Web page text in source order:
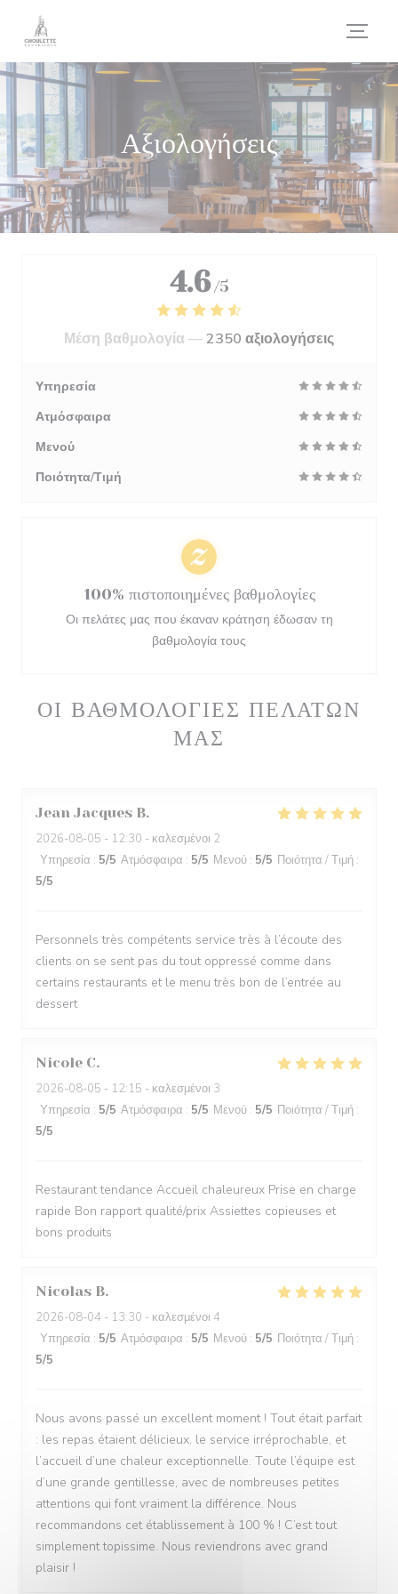
Πίνακας διαχείρισης "Μπισκότων" (Cookies)
Αξιολογήσεις
ΟΙ ΒΑΘΜΟΛΟΓΊΕΣ ΠΕΛΑΤΏΝ
ΜΑΣ
Jean Jacques B
2026-08-05 - 12:30 - καλεσμένοι 2
Υπηρεσία : 5/5 Ατμόσφαιρα : 5/5 Μενού : 5/5 Ποιότητα / Τιμή :
5/5
Personnels très compétents service très à l’écoute des
clients on se sent pas du tout oppressé comme dans
certains restaurants et le menu très bon de l’entrée au
dessert
Nicole C
2026-08-05 - 12:15 - καλεσμένοι 3
Υπηρεσία : 5/5 Ατμόσφαιρα : 5/5 Μενού : 5/5 Ποιότητα / Τιμή :
5/5
Restaurant tendance Accueil chaleureux Prise en charge
rapide Bon rapport qualité/prix Assiettes copieuses et
bons produits
Nicolas B
2026-08-04 - 13:30 - καλεσμένοι 4
Υπηρεσία : 5/5 Ατμόσφαιρα : 5/5 Μενού : 5/5 Ποιότητα / Τιμή :
5/5
Nous avons passé un excellent moment ! Tout était parfait
: les repas étaient délicieux, le service irréprochable, et
l’accueil d’une chaleur exceptionnelle. Toute l’équipe est
d’une grande gentillesse, avec de nombreuses petites
attentions qui font vraiment la différence. Nous
recommandons cet établissement à 100 % ! C’est tout
simplement topissime. Nous reviendrons avec grand
plaisir !
4.6 /5
Μέση βαθμολογία —2350 αξιολογήσεις
Υπηρεσία
Ατμόσφαιρα
Μενού
Ποιότητα/Τιμή
100% πιστοποιημένες βαθμολογίες
Οι πελάτες μας που έκαναν κράτηση έδωσαν τη
βαθμολογία τους